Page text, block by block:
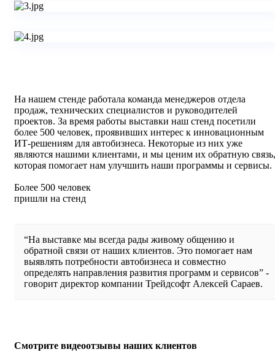
На нашем стенде работала команда менеджеров отдела
продаж, технических специалистов и руководителей
проектов. За время работы выставки наш стенд посетили
более 500 человек, проявивших интерес к инновационным
ИТ-решениям для автобизнеса. Некоторые из них уже
являются нашими клиентами, и мы ценим их обратную связь,
которая помогает нам улучшить наши программы и сервисы.
Более 500 человек
пришли на стенд
“На выставке мы всегда рады живому общению и
обратной связи от наших клиентов. Это помогает нам
выявлять потребности автобизнеса и совместно
определять направления развития программ и сервисов” -
говорит директор компании Трейдсофт Алексей Сараев.
Смотрите видеоотзывы наших клиентов